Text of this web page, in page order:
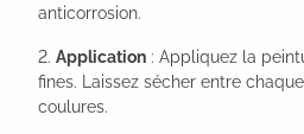
anticorrosion.
2. Application : Appliquez la
fines. Laissez sécher entre
coulures.